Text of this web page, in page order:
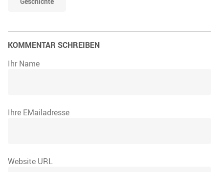
KOMMENTAR SCHREIBEN
Ihr Name
Ihre EMailadresse
Website URL